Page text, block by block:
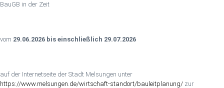
BauGB in der Zeit
vom 29.06.2026 bis einschließlich 29.07.2026
auf der Internetseite der Stadt Melsungen unter
https://www.melsungen.de/wirtschaft-standort/bauleitplanung/ zur